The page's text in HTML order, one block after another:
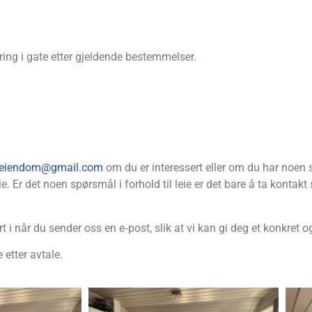
i gate etter gjel­den­de bestemmelser.
om du er inter­es­sert eller om du har
Er det noen spørs­mål i for­hold til leie er det bare å ta
når du sen­der oss en e‑post, slik at vi kan gi deg et kon­kret
etter avtale.